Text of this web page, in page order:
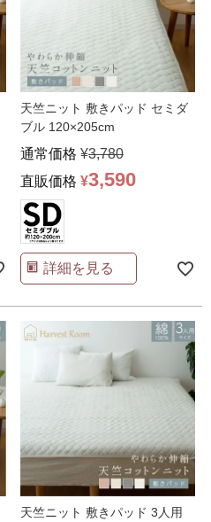
天竺ニット 敷きパッド セミダ
ブル 120×205cm
通常価格 ¥3,780
直販価格 ¥3,590
詳細を見る
天竺ニット 敷きパッド 3人用